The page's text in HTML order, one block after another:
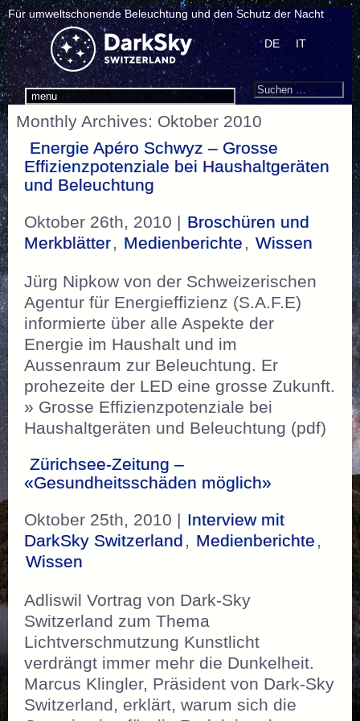
Für umweltschonende Beleuchtung und den Schutz der Nacht
menu
DE IT
Search
Suchen
Monthly Archives: Oktober 2010
Energie Apéro Schwyz – Grosse
Effizienzpotenziale bei Haushaltgeräten
und Beleuchtung
Oktober 26th, 2010 | Broschüren und
Merkblätter, Medienberichte , Wissen
Jürg Nipkow von der Schweizerischen
Agentur für Energieffizienz (S.A.F.E)
informierte über alle Aspekte der
Energie im Haushalt und im
Aussenraum zur Beleuchtung. Er
prohezeite der LED eine grosse Zukunft.
» Grosse Effizienzpotenziale bei
Haushaltgeräten und Beleuchtung (pdf)
Zürichsee-Zeitung –
«Gesundheitsschäden möglich»
Oktober 25th, 2010 | Interview mit
DarkSky Switzerland , Medienberichte ,
Wissen
Adliswil Vortrag von Dark-Sky
Switzerland zum Thema
Lichtverschmutzung Kunstlicht
verdrängt immer mehr die Dunkelheit.
Marcus Klingler, Präsident von Dark-Sky
Switzerland, erklärt, warum sich die